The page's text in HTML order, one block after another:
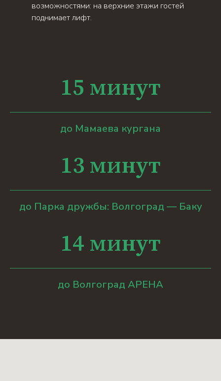
возможностями: на верхние этажи гостей
поднимает лифт.
15 минут
до Мамаева кургана
13 минут
до Парка дружбы: Волгоград — Баку
14 минут
до Волгоград АРЕНА